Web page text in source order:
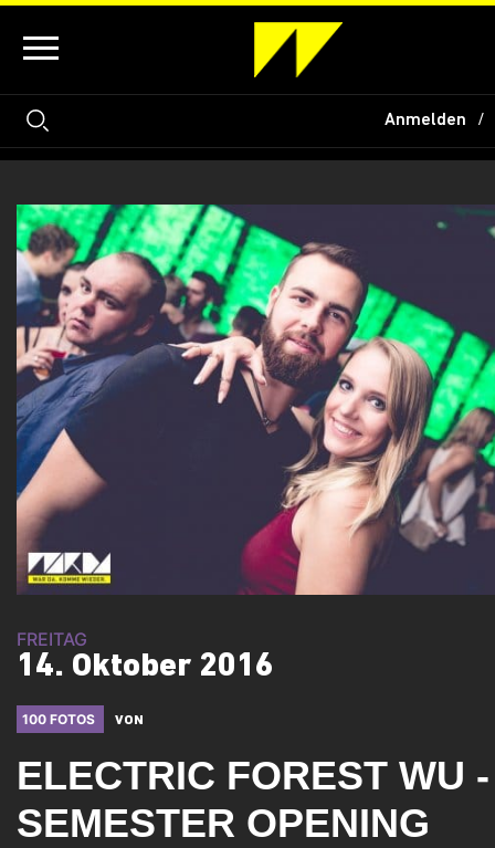
Anmelden
FREITAG
14. Oktober 2016
100 FOTOS VON
ELECTRIC FOREST WU
SEMESTER OPENING